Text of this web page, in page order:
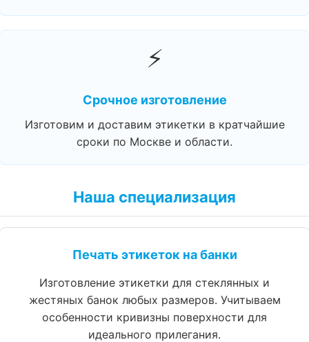
⚡
Срочное изготовление
Изготовим и доставим этикетки в кратчайшие
сроки по Москве и области.
Наша специализация
Печать этикеток на банки
Изготовление этикетки для стеклянных и
жестяных банок любых размеров. Учитываем
особенности кривизны поверхности для
идеального прилегания.